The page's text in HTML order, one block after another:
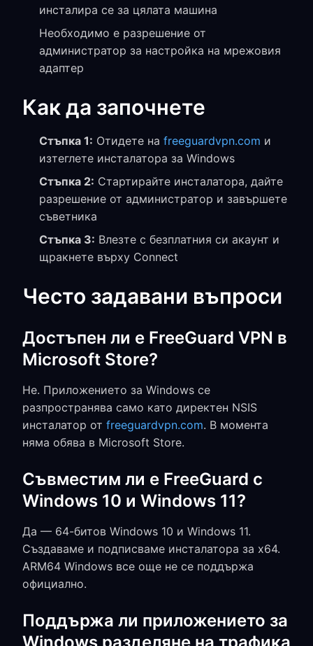
инсталира се за цялата машина
Необходимо е разрешение от
администратор за настройка на мрежовия
адаптер
Как да започнете
Стъпка 1: Отидете на freeguardvpn.com и
изтеглете инсталатора за Windows
Стъпка 2: Стартирайте инсталатора, дайте
разрешение от администратор и завършете
съветника
Стъпка 3: Влезте с безплатния си акаунт и
щракнете върху Connect
Често задавани въпроси
Достъпен ли е FreeGuard VPN в
Microsoft Store?
Не. Приложението за Windows се
разпространява само като директен NSIS
инсталатор от freeguardvpn.com. В момента
няма обява в Microsoft Store.
Съвместим ли е FreeGuard с
Windows 10 и Windows 11?
Да — 64-битов Windows 10 и Windows 11.
Създаваме и подписваме инсталатора за x64.
ARM64 Windows все още не се поддържа
официално.
Поддържа ли приложението за